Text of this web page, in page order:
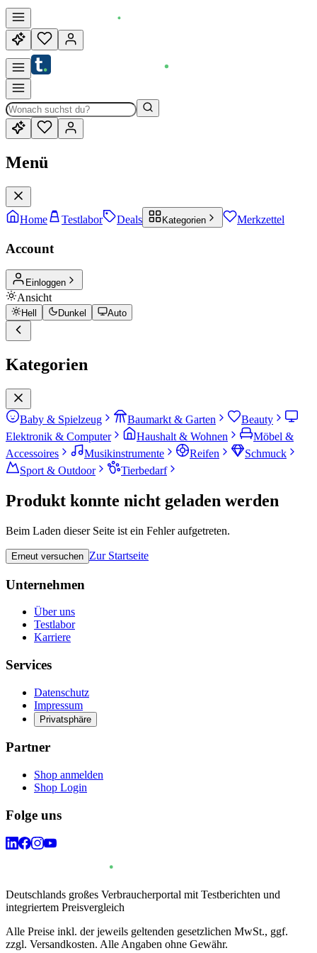
Menü
Home Testlabor Deals Kategorien Merkzettel
Account
Einloggen
Ansicht
Hell Dunkel Auto
Kategorien
Baby & Spielzeug Baumarkt & Garten
Beauty
Elektronik & Computer
Haushalt & Wohnen
Möbel &
Accessoires
Musikinstrumente Reifen
Schmuck
Sport & Outdoor
Tierbedarf
Produkt konnte nicht geladen werden
Beim Laden dieser Seite ist ein Fehler aufgetreten.
Erneut versuchen Zur Startseite
Unternehmen
Über uns
Testlabor
Karriere
Services
Datenschutz
Impressum
Privatsphäre
Partner
Shop anmelden
Shop Login
Folge uns
Deutschlands großes Verbraucherportal mit Testberichten und
integriertem Preisvergleich
Alle Preise inkl. der jeweils geltenden gesetzlichen MwSt., ggf.
zzgl. Versandkosten. Alle Angaben ohne Gewähr.